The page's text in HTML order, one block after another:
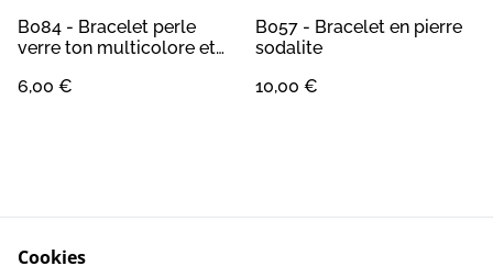
B084 - Bracelet perle
verre ton multicolore et
6,00 €
B057 - Bracelet en pierre
sodalite
10,00 €
Cookies